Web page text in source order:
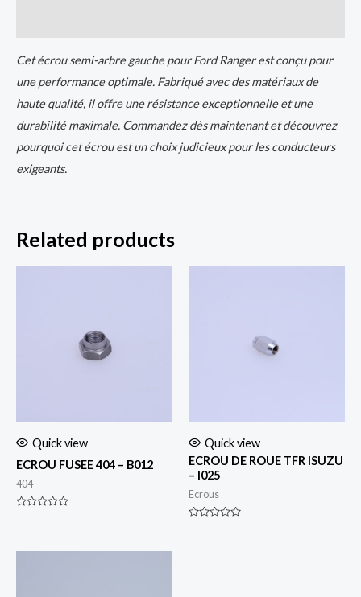
Cet écrou semi-arbre gauche pour Ford Ranger est conçu pour
une performance optimale. Fabriqué avec des matériaux de
haute qualité, il offre une résistance exceptionnelle et une
durabilité maximale. Commandez dès maintenant et découvrez
pourquoi cet écrou est un choix judicieux pour les conducteurs
exigeants.
Related products
Quick view
ECROU FUSEE 404 – B012
404
5
Quick view
ECROU DE ROUE TFR ISUZU
– I025
Ecrous